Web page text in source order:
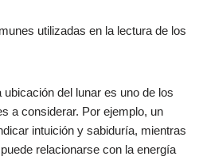
utilizadas en la lectura de los
ubicación del lunar es uno de los
a considerar. Por ejemplo, un
intuición y sabiduría, mientras
relacionarse con la energía